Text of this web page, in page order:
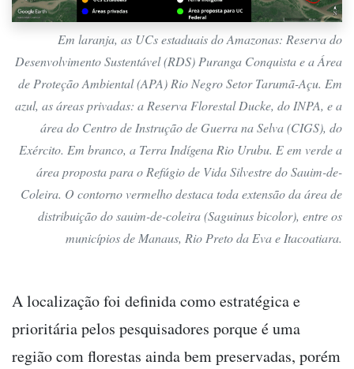
Em laranja, as UCs estaduais do Amazonas: Reserva do
Desenvolvimento Sustentável (RDS) Puranga Conquista e a Área
de Proteção Ambiental (APA) Rio Negro Setor Tarumã-Açu. Em
azul, as áreas privadas: a Reserva Florestal Ducke, do INPA, e a
área do Centro de Instrução de Guerra na Selva (CIGS), do
Exército. Em branco, a Terra Indígena Rio Urubu. E em verde a
área proposta para o Refúgio de Vida Silvestre do Sauim-de-
Coleira. O contorno vermelho destaca toda extensão da área de
distribuição do sauim-de-coleira (Saguinus bicolor), entre os
municípios de Manaus, Rio Preto da Eva e Itacoatiara.
A localização foi definida como estratégica e
prioritária pelos pesquisadores porque é uma
região com florestas ainda bem preservadas, porém